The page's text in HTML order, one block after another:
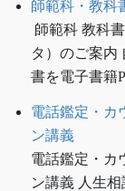
師範科・教科
師範科 教科
タ）のご案内
書を電子書籍
電話鑑定・カ
ン講義
電話鑑定・カ
ン講義 人生相